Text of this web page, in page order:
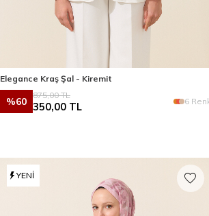
Elegance Kraş Şal - Kiremit
%60
875,00TL
350,00 TL 6
YENI